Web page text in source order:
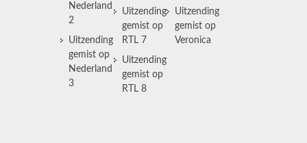
Nederland
2
Uitzending
gemist op
Nederland
3
Uitzending
gemist op
RTL 7
Uitzending
gemist op
RTL 8
Uitzending
gemist op
Veronica